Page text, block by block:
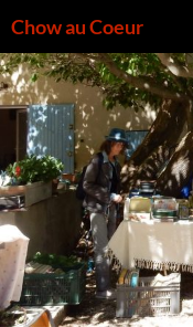
au
contenu
Chow au Coeur